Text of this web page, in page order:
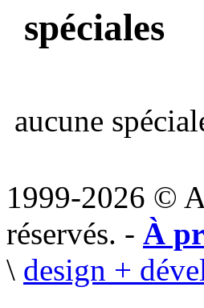
spéciales
aucune
1999-2026 ©
réservés. - À
\ design +